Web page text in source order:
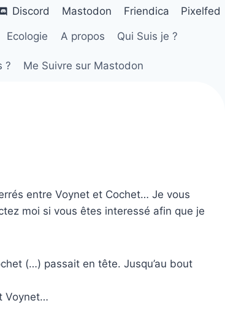
Discord Mastodon Friendica Pixelfed
Ecologie A propos Qui Suis je ?
? Me Suivre sur Mastodon
entre Voynet et Cochet… Je vous
moi si vous êtes interessé afin que je
(…) passait en tête. Jusqu’au bout
Voynet…